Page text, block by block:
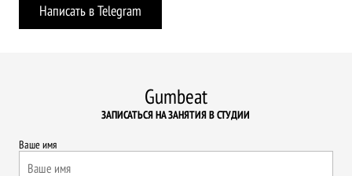
Написать в Telegram
Gumbeat
ЗАПИСАТЬСЯ НА ЗАНЯТИЯ В СТУДИИ
Ваше имя